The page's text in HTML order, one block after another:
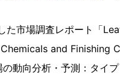
た市場調査レポート「
and Finishing
動向分析・予測：タイプ